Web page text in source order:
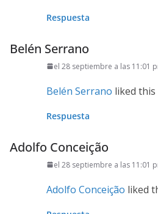
Respuesta
Belén Serrano
el 28 septiembre a las 11:01
Belén Serrano liked this
Respuesta
Adolfo Conceição
el 28 septiembre a las 11:01
Adolfo Conceição liked